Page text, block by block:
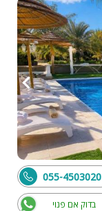
בדוק אם פנוי
055-4503020